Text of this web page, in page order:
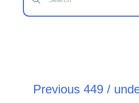
Previous 449 /